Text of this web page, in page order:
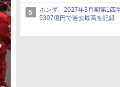
は2591台で27位に
ホンダ、2027年3月期第1四
5307億円で過去最高を記録